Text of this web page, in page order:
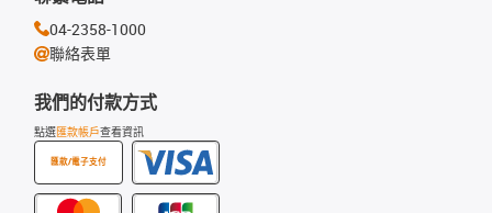
我們的付款方式
點選匯款帳戶查看資訊
匯款/電子支付
04-2358-1000
聯絡表單